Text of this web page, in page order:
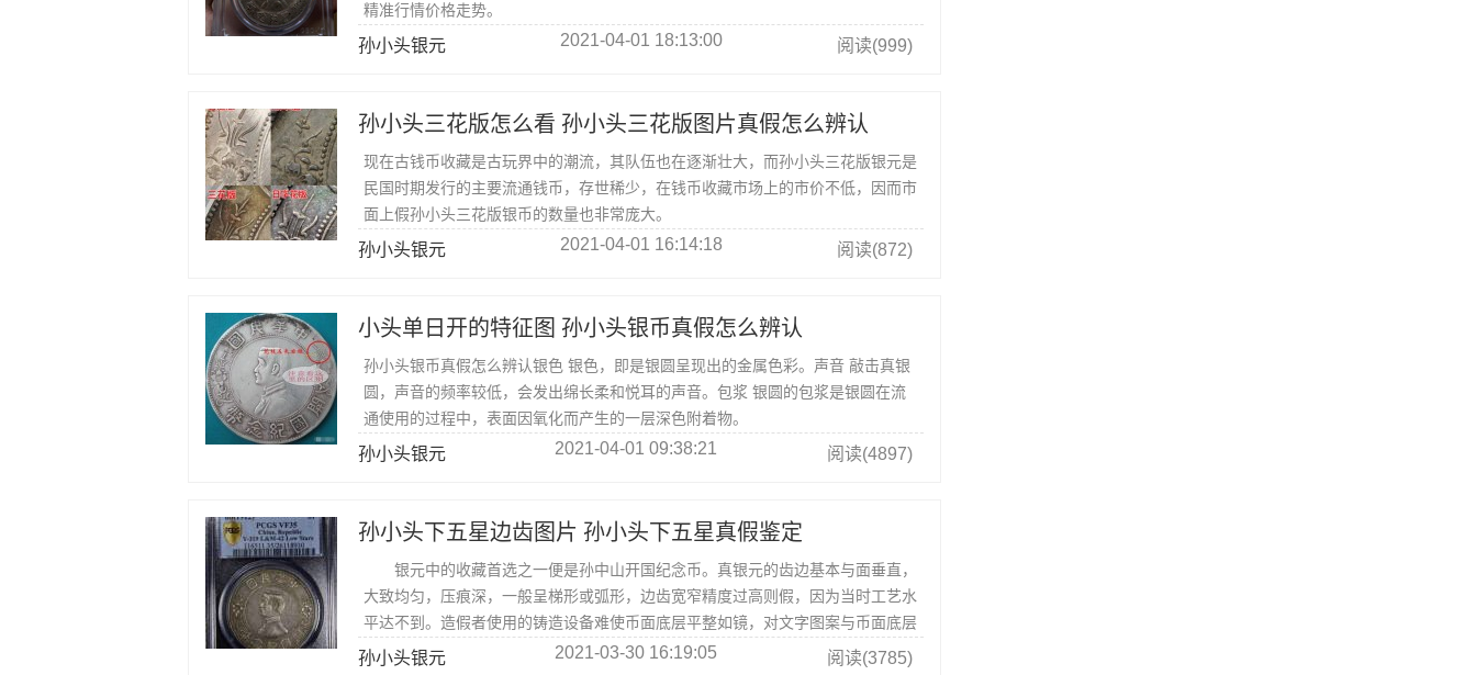
精准行情价格走势。
孙小头银元 2021-04-01 18:13:00 阅读(999)
孙小头三花版怎么看 孙小头三花版图片真假怎么辨认
现在古钱币收藏是古玩界中的潮流，其队伍也在逐渐壮大，而孙小头三花版银元是
民国时期发行的主要流通钱币，存世稀少，在钱币收藏市场上的市价不低，因而市
面上假孙小头三花版银币的数量也非常庞大。
孙小头银元 2021-04-01 16:14:18 阅读(872)
小头单日开的特征图 孙小头银币真假怎么辨认
孙小头银币真假怎么辨认银色 银色，即是银圆呈现出的金属色彩。声音 敲击真银
圆，声音的频率较低，会发出绵长柔和悦耳的声音。包浆 银圆的包浆是银圆在流
通使用的过程中，表面因氧化而产生的一层深色附着物。
孙小头银元 2021-04-01 09:38:21 阅读(4897)
孙小头下五星边齿图片 孙小头下五星真假鉴定
银元中的收藏首选之一便是孙中山开国纪念币。真银元的齿边基本与面垂直，
大致均匀，压痕深，一般呈梯形或弧形，边齿宽窄精度过高则假，因为当时工艺水
平达不到。造假者使用的铸造设备难使币面底层平整如镜，对文字图案与币面底层
的衔接部位要特别留意。
孙小头银元 2021-03-30 16:19:05 阅读(3785)